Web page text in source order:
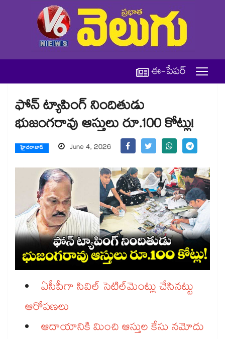
ఈ-పేపర్
ఫోన్‌‌‌‌‌‌‌‌‌‌‌‌‌‌‌‌‌‌‌‌‌‌‌‌‌‌‌‌‌‌‌‌ ట్యాపింగ్ నిందితుడు
భుజంగరావు ఆస్తులు రూ.100 కోట్లు!
హైదరాబాద్ June 4, 2026
ఏసీపీగా సివిల్ సెటిల్‌‌‌‌‌‌‌‌‌‌‌‌‌‌‌‌‌‌‌‌‌‌‌‌‌‌‌‌‌‌‌‌మెంట్లు చేసినట్టు
ఆరోపణలు
ఆదాయానికి మించి ఆస్తుల కేసు నమోదు